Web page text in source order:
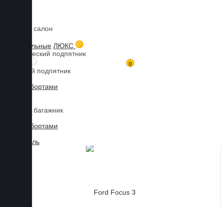
0
Коврики в салон
3D текстильные ЛЮКС
Металлический подпятник
Резиновый подпятник
3D Eva с бортами
Коврики в багажник
3D Eva с бортами
3D Текстиль
Главная Каталог товаров